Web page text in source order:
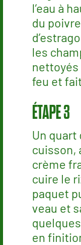
l’eau à
du
les
nettoyés
feu et
Un quart
cuisson,
crème
cuire le
paquet
veau et
en